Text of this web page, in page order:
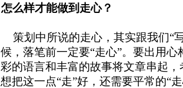
怎么样才能做到走心？
策划中所说的走心，其实跟我们“
候，落笔前一定要“走心”。要出用心
彩的语言和丰富的故事将文章串起
想把这一点“走”好，还需要平常的“